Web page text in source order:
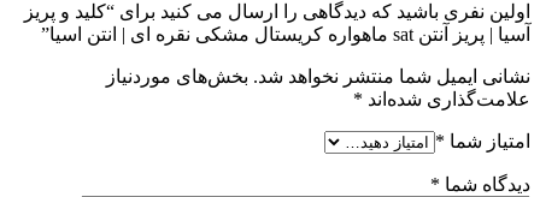
اولین نفری باشید که دیدگاهی را ارسال می کنید برای “کلید و پریز
آسیا | پریز آنتن sat ماهواره کریستال مشکی نقره ای | انتن اسیا”
نشانی ایمیل شما منتشر نخواهد شد. بخش‌های موردنیاز
علامت‌گذاری شده‌اند *
امتیاز شما *
دیدگاه شما *